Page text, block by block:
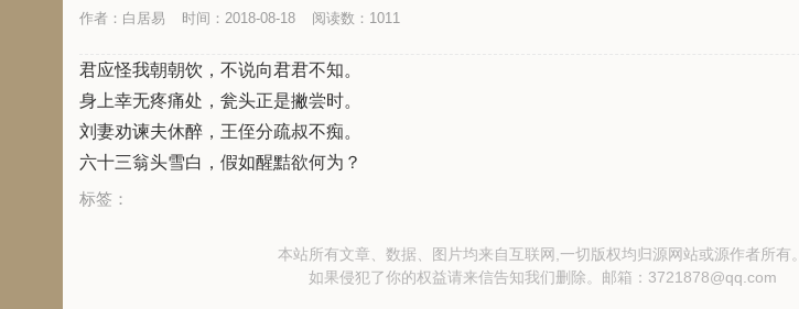
作者：白居易 时间：2018-08-18 阅读数： 1011
君应怪我朝朝饮，不说向君君不知。
身上幸无疼痛处，瓮头正是撇尝时。
刘妻劝谏夫休醉，王侄分疏叔不痴。
六十三翁头雪白，假如醒黠欲何为？
标签：
本站所有文章、数据、图片均来自互联网,一切版权均归源网站或源作者所有。
如果侵犯了你的权益请来信告知我们删除。邮箱： 3721878@qq.com